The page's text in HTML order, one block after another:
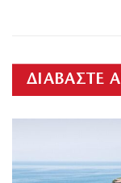
ΔΙΑΒΑΣΤΕ